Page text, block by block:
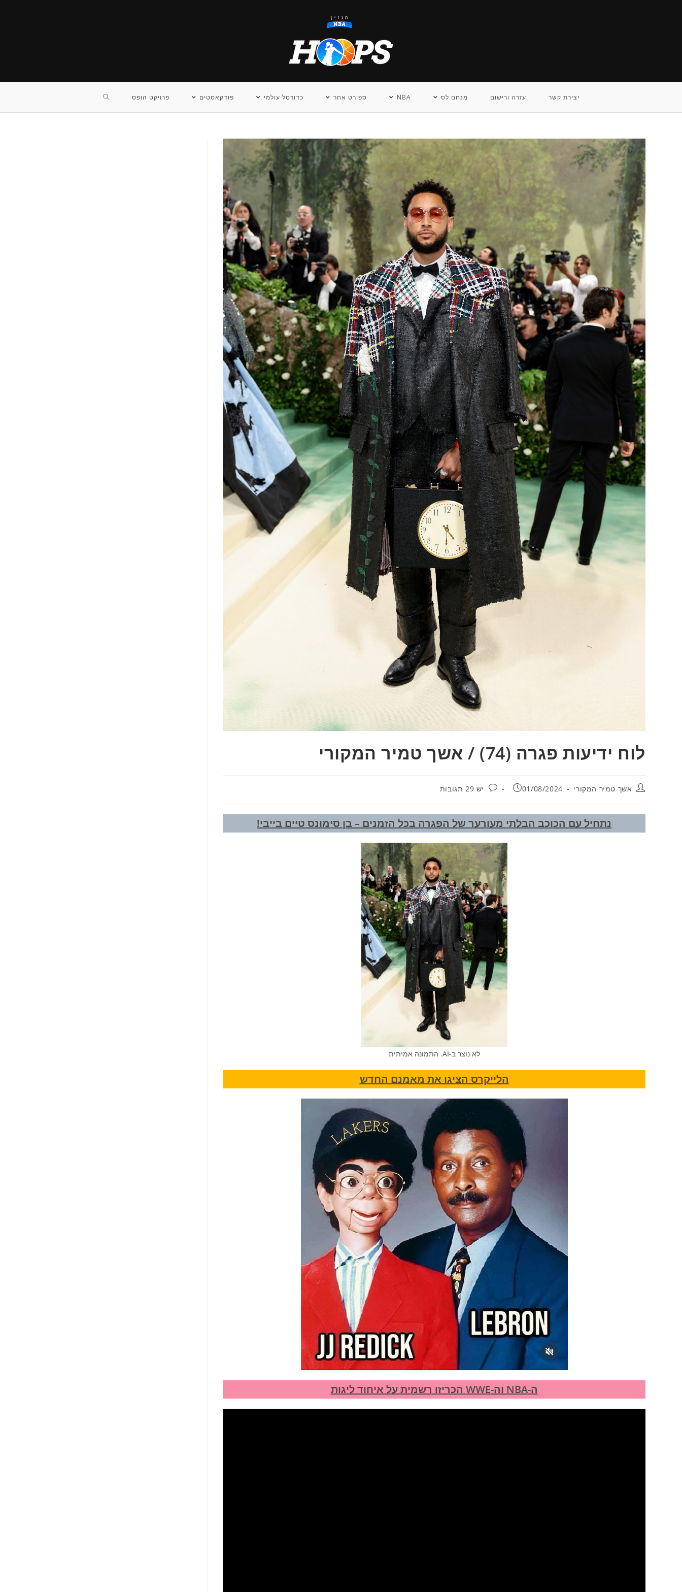
יצירת קשר עזרה ורישום מנחם לס NBA ספורט אחר כדורסל עולמי פודקאסטים פרויקט הופס TOGGLE
לוח ידיעות פגרה (74) / אשך טמיר המקורי
מחבר:
אשך טמיר המקורי פורסם:
01/08/2024 תגובות:
יש 29 תגובות
נתחיל עם הכוכב הבלתי מעורער של הפגרה בכל הזמנים – בן סימונס טיים בייבי!
לא נוצר ב-AI. התמונה אמיתית
הלייקרס הציגו את מאמנם החדש
ה-NBA וה-WWE הכריזו רשמית על איחוד ליגות